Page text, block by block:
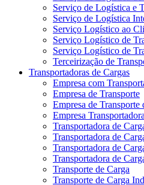
Serviço de Logística e
Serviço de Logística
Serviço Logístico ao
Serviço Logístico de
Serviço Logístico de
Terceirização de
Transportadoras de Cargas
Empresa com
Empresa de Transporte
Empresa de Transporte
Empresa Transportadora
Transportadora de
Transportadora de
Transportadora de
Transportadora de
Transporte de Carga
Transporte de Carga